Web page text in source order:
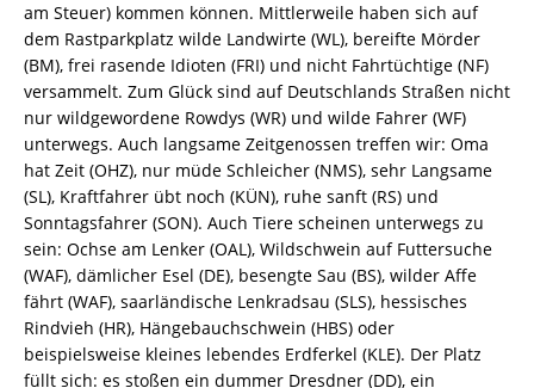
am Steuer) kommen können. Mittlerweile haben sich auf
dem Rastparkplatz wilde Landwirte (WL), bereifte Mörder
(BM), frei rasende Idioten (FRI) und nicht Fahrtüchtige (NF)
versammelt. Zum Glück sind auf Deutschlands Straßen nicht
nur wildgewordene Rowdys (WR) und wilde Fahrer (WF)
unterwegs. Auch langsame Zeitgenossen treffen wir: Oma
hat Zeit (OHZ), nur müde Schleicher (NMS), sehr Langsame
(SL), Kraftfahrer übt noch (KÜN), ruhe sanft (RS) und
Sonntagsfahrer (SON). Auch Tiere scheinen unterwegs zu
sein: Ochse am Lenker (OAL), Wildschwein auf Futtersuche
(WAF), dämlicher Esel (DE), besengte Sau (BS), wilder Affe
fährt (WAF), saarländische Lenkradsau (SLS), hessisches
Rindvieh (HR), Hängebauchschwein (HBS) oder
beispielsweise kleines lebendes Erdferkel (KLE). Der Platz
füllt sich: es stoßen ein dummer Dresdner (DD), ein